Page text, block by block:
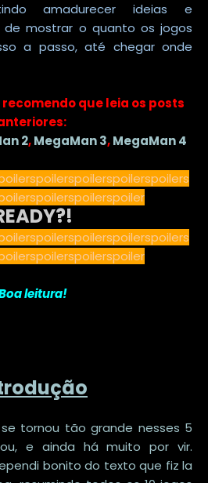
amadurecer ideias e
de mostrar o quanto os jogos
a passo, até chegar onde
que leia os posts
2,MegaMan 3,MegaMan 4
leitura!
tornou tão grande nesses 5
e ainda há muito por vir.
bonito do texto que fiz la